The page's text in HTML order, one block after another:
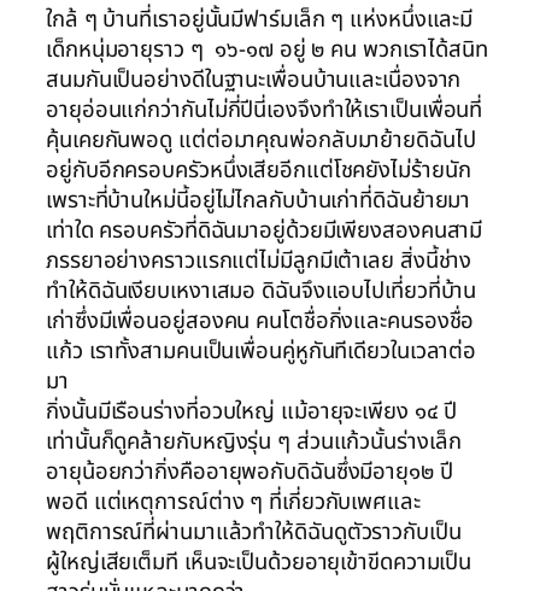
ใกล้ ๆ บ้านที่เราอยู่นั้นมีฟาร์มเล็ก ๆ แห่งหนึ่งและมี
เด็กหนุ่มอายุราว ๆ ๑๖-๑๗ อยู่ ๒ คน พวกเราได้สนิท
สนมกันเป็นอย่างดีในฐานะเพื่อนบ้านและเนื่องจาก
อายุอ่อนแก่กว่ากันไม่กี่ปีนี่เองจึงทำให้เราเป็นเพื่อนที่
คุ้นเคยกันพอดู แต่ต่อมาคุณพ่อกลับมาย้ายดิฉันไป
อยู่กับอีกครอบครัวหนึ่งเสียอีกแต่โชคยังไม่ร้ายนัก
เพราะที่บ้านใหม่นี้อยู่ไม่ไกลกับบ้านเก่าที่ดิฉันย้ายมา
เท่าใด ครอบครัวที่ดิฉันมาอยู่ด้วยมีเพียงสองคนสามี
ภรรยาอย่างคราวแรกแต่ไม่มีลูกมีเต้าเลย สิ่งนี้ช่าง
ทำให้ดิฉันเงียบเหงาเสมอ ดิฉันจึงแอบไปเที่ยวที่บ้าน
เก่าซึ่งมีเพื่อนอยู่สองคน คนโตชื่อกิ่งและคนรองชื่อ
แก้ว เราทั้งสามคนเป็นเพื่อนคู่หูกันทีเดียวในเวลาต่อ
มา
กิ่งนั้นมีเรือนร่างที่อวบใหญ่ แม้อายุจะเพียง ๑๔ ปี
เท่านั้นก็ดูคล้ายกับหญิงรุ่น ๆ ส่วนแก้วนั้นร่างเล็ก
อายุน้อยกว่ากิ่งคืออายุพอกับดิฉันซึ่งมีอายุ๑๒ ปี
พอดี แต่เหตุการณ์ต่าง ๆ ที่เกี่ยวกับเพศและ
พฤติการณ์ที่ผ่านมาแล้วทำให้ดิฉันดูตัวราวกับเป็น
ผู้ใหญ่เสียเต็มที เห็นจะเป็นด้วยอายุเข้าขีดความเป็น